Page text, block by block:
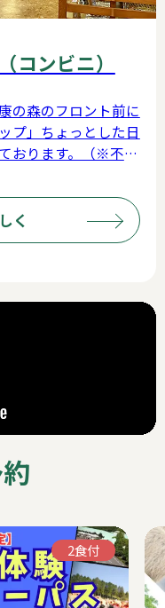
コンビニ）
の森のフロント前に
プ」ちょっとした日
おります。（※不定
く
2食付